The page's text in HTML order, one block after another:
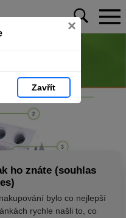
×
Zavřít
ho znáte (souhlas
bylo co nejlepší
rychle našli to, co